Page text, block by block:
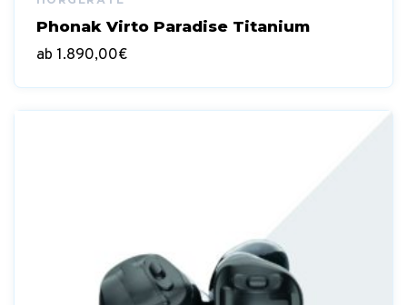
Phonak Virto Paradise Titanium
ab 1.890,00€